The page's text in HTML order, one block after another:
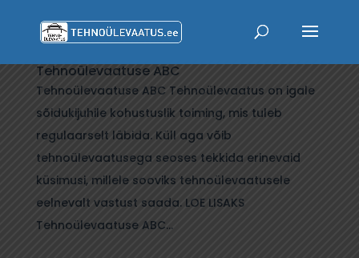
Tehnoülevaatuse ABC
Tehnoülevaatuse ABC Tehnoülevaatus on igale
sõidukijuhile kohustuslik toiming, mis tuleb
regulaarselt läbida. Küll aga võib
tehnoülevaatusega seoses tekkida erinevaid
küsimusi, millele sooviks tehnoülevaatusele
eelnevalt vastust saada. LOE LISAKS
Tehnoülevaatuse ABC...